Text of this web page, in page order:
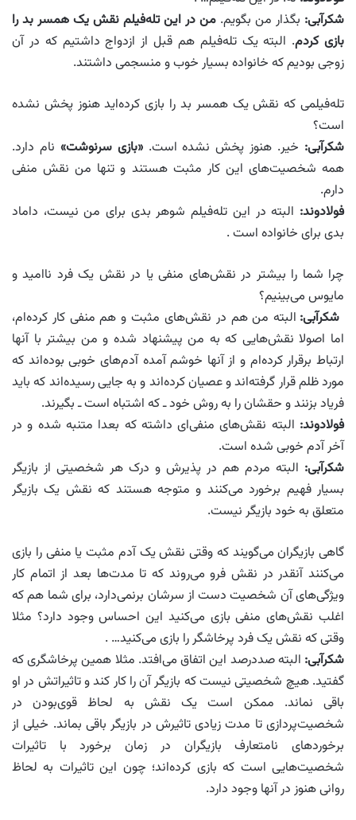
شکرآبی: بگذار من بگویم. من در این تله‌فیلم نقش یک همسر بد را
بازی کردم. البته یک تله‌فیلم هم قبل از ازدواج داشتیم که در آن
زوجی بودیم که خانواده بسیار خوب و منسجمی داشتند.
تله‌فیلمی که نقش یک همسر بد را بازی کرده‌اید هنوز پخش نشده
است؟
شکرآبی: خیر. هنوز پخش نشده است.«بازی سرنوشت» نام دارد.
همه شخصیت‌های این کار مثبت هستند و تنها من نقش منفی
دارم.
فولادوند: البته در این تله‌فیلم شوهر بدی برای من نیست، داماد
بدی برای خانواده است .
چرا شما را بیشتر در نقش‌های منفی یا در نقش یک فرد ناامید و
مایوس می‌بینیم؟
شکرآبی: البته من هم در نقش‌های مثبت و هم منفی کار کرده‌ام،
اما اصولا نقش‌هایی که به من پیشنهاد شده و من بیشتر با آنها
ارتباط برقرار کرده‌ام و از آنها خوشم آمده آدم‌های خوبی بوده‌اند که
مورد ظلم قرار گرفته‌اند و عصیان کرده‌اند و به جایی رسیده‌اند که باید
فریاد بزنند و حقشان را به روش خود ـ که اشتباه است ـ بگیرند.
فولادوند: البته نقش‌های منفی‌ای داشته که بعدا متنبه شده و در
آخر آدم خوبی شده است.
شکرآبی: البته مردم هم در پذیرش و درک هر شخصیتی از بازیگر
بسیار فهیم برخورد می‌کنند و متوجه هستند که نقش یک بازیگر
متعلق به خود بازیگر نیست.
گاهی بازیگران می‌گویند که وقتی نقش یک آدم مثبت یا منفی را بازی
می‌کنند آنقدر در نقش فرو می‌روند که تا مدت‌ها بعد از اتمام کار
ویژگی‌های آن شخصیت دست از سرشان بر‌نمی‌دارد، برای شما هم که
اغلب نقش‌های منفی بازی می‌کنید این احساس وجود دارد؟ مثلا
وقتی که نقش یک فرد پرخاشگر را بازی می‌کنید… .
شکرآبی: البته صددرصد این اتفاق می‌افتد. مثلا همین پرخاشگری که
گفتید. هیچ شخصیتی نیست که بازیگر آن را کار کند و تاثیراتش در او
باقی نماند. ممکن است یک نقش به لحاظ قوی‌بودن در
شخصیت‌پردازی تا مدت زیادی تاثیرش در بازیگر باقی بماند. خیلی از
برخوردهای نامتعارف بازیگران در زمان برخورد با تاثیرات
شخصیت‌هایی است که بازی کرده‌اند؛ چون این تاثیرات به لحاظ
روانی هنوز در آنها وجود دارد.